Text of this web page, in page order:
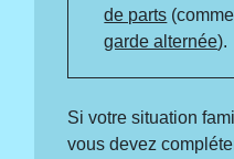
de parts
garde alternée).
Si votre situation
vous devez